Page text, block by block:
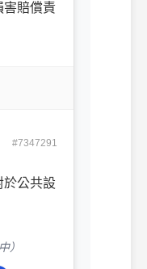
害賠償責
#7347291
於公共設
）